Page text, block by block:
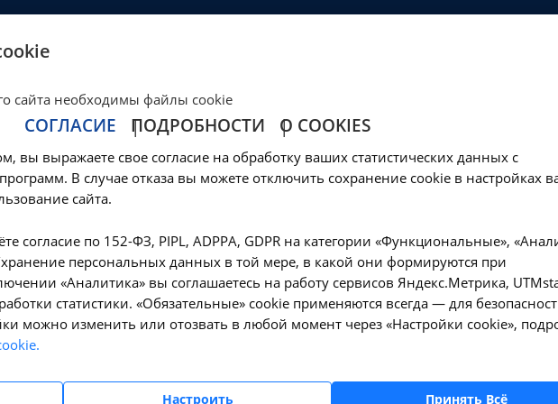
- А03.20.005 в
— Вульвокольпоскопия - А03.20.005 в Иркутске
Оформите заявку на сайте, мы свяжемся с вами
ближайшее время и ответим на все
вопросы.
Да, верно
сайта необходимы файлы cookie
СОГЛАСИЕ ПОДРОБНОСТИ О COOKIES
вы выражаете свое согласие на обработку ваших статистических данных с
В случае отказа вы можете отключить сохранение cookie в настройках
сайта.
согласие по 152-ФЗ, PIPL, ADPPA, GDPR на категории «Функциональные»,
персональных данных в той мере, в какой они формируются при
«Аналитика» вы соглашаетесь на работу сервисов Яндекс.Метрика,
статистики. «Обязательные» cookie применяются всегда — для
можно изменить или отозвать в любой момент через «Настройки cookie»,
Настроить Принять Всё